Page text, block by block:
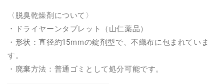
〈脱臭乾燥剤について〉
・
ドライヤーンタブレット（山仁薬品）
・形状：直径約15mmの錠剤型で、不織布に包まれていま
す。
・廃棄方法：普通ゴミとして処分可能です。